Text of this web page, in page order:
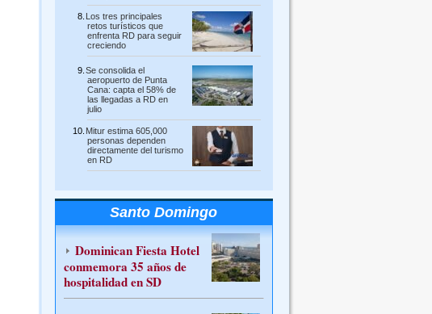
Los tres principales
retos turísticos que
enfrenta RD para seguir
creciendo
Se consolida el
aeropuerto de Punta
Cana: capta el 58% de
las llegadas a RD en
julio
Mitur estima 605,000
personas dependen
directamente del turismo
en RD
Santo Domingo
Dominican Fiesta Hotel
conmemora 35 años de
hospitalidad en SD